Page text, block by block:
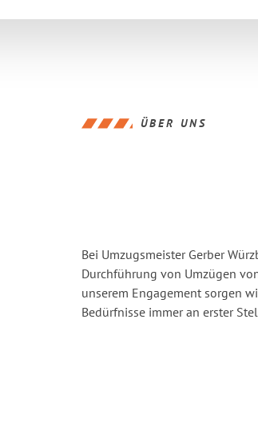
ÜBER UNS
Bei Umzugsmeister Gerber
Durchführung von Umzügen
unserem Engagement sorgen
Bedürfnisse immer an erster